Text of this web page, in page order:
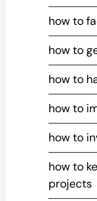
how to
how to
how to
how to
how to
how to
projects